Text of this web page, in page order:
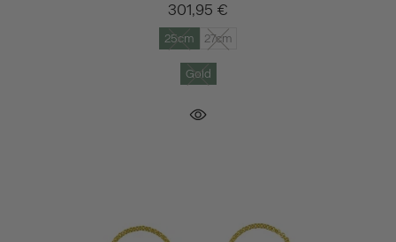
301,95 €
25cm 27cm
Gold